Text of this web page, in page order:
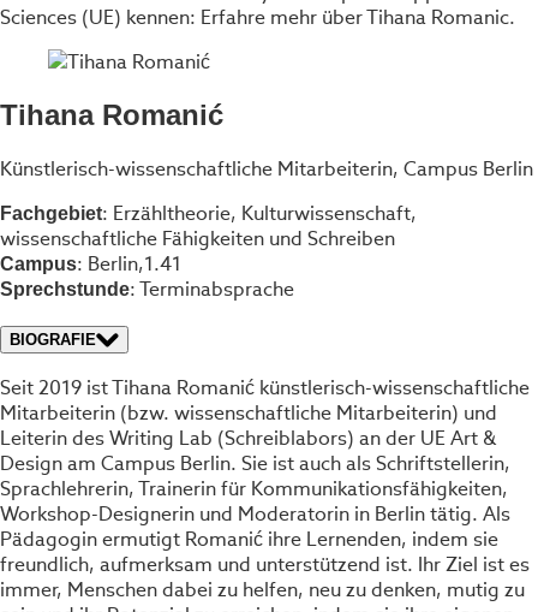
Sciences (UE) kennen: Erfahre mehr über Tihana Romanic.
Tihana Romanić
Künstlerisch-wissenschaftliche Mitarbeiterin, Campus Berlin
Fachgebiet: Erzähltheorie, Kulturwissenschaft,
wissenschaftliche Fähigkeiten und Schreiben
Campus: Berlin,1.41
Sprechstunde: Terminabsprache
BIOGRAFIE
Seit 2019 ist Tihana Romanić künstlerisch-wissenschaftliche
Mitarbeiterin (bzw. wissenschaftliche Mitarbeiterin) und
Leiterin des Writing Lab (Schreiblabors) an der UE Art &
Design am Campus Berlin. Sie ist auch als Schriftstellerin,
Sprachlehrerin, Trainerin für Kommunikationsfähigkeiten,
Workshop-Designerin und Moderatorin in Berlin tätig. Als
Pädagogin ermutigt Romanić ihre Lernenden, indem sie
freundlich, aufmerksam und unterstützend ist. Ihr Ziel ist es
immer, Menschen dabei zu helfen, neu zu denken, mutig zu